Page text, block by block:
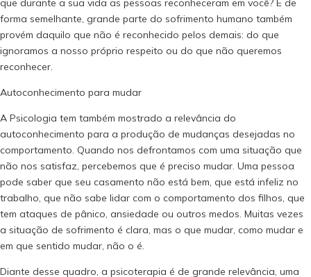
que durante a sua vida as pessoas reconheceram em você? E de
forma semelhante, grande parte do sofrimento humano também
provém daquilo que não é reconhecido pelos demais: do que
ignoramos a nosso próprio respeito ou do que não queremos
reconhecer.
Autoconhecimento para mudar
A Psicologia tem também mostrado a relevância do
autoconhecimento para a produção de mudanças desejadas no
comportamento. Quando nos defrontamos com uma situação que
não nos satisfaz, percebemos que é preciso mudar. Uma pessoa
pode saber que seu casamento não está bem, que está infeliz no
trabalho, que não sabe lidar com o comportamento dos filhos, que
tem ataques de pânico, ansiedade ou outros medos. Muitas vezes
a situação de sofrimento é clara, mas o que mudar, como mudar e
em que sentido mudar, não o é.
Diante desse quadro, a psicoterapia é de grande relevância, uma